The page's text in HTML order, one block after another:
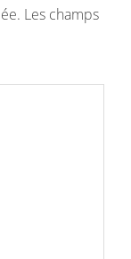
Les champs